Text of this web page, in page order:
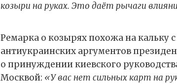
козыри на руках. Это даёт рычаги
Ремарка о козырях похожа на кальку
антиукраинских аргументов
о принуждении киевского
Москвой: «У вас нет сильных карт на